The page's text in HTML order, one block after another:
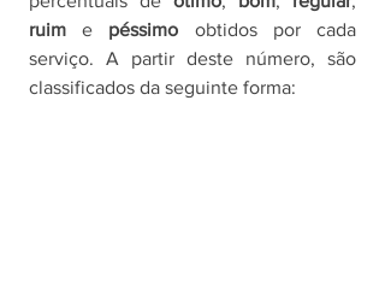
ruim e péssimo obtidos por cada
serviço. A partir deste número, são
classificados da seguinte forma: